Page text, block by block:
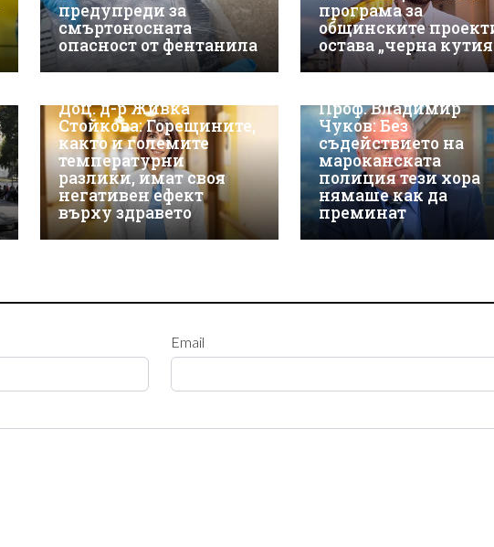
предупреди за
смъртоносната
опасност от фентанила
програма за
общинските
остава „черна кутия
Доц. д-р Живка
Стойкова: Горещините,
както и големите
температурни
разлики, имат своя
негативен ефект
върху здравето
Проф. Владимир
Чуков: Без
съдействието на
мароканската
полиция тези хора
нямаше как да
преминат
Email